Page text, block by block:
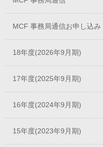
MCF 事務局通信お申し込み
18年度(2026年9月期)
17年度(2025年9月期)
16年度(2024年9月期)
15年度(2023年9月期)